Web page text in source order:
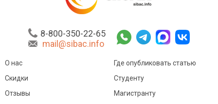
8-800-350-22-65
mail@sibac.info
О нас
Скидки
Отзывы
Где опубликовать статью
Студенту
Магистранту